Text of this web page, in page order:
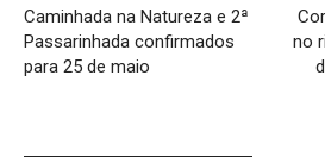
Caminhada na Natureza e 2ª
Passarinhada confirmados
para 25 de maio
no